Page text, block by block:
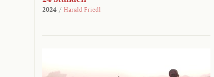
2024 / Harald Friedl